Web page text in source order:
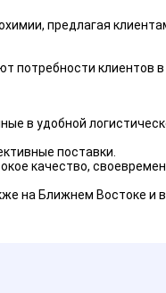
предлагая
потребности клиентов в
в удобной
поставки.
качество,
на Ближнем Востоке и